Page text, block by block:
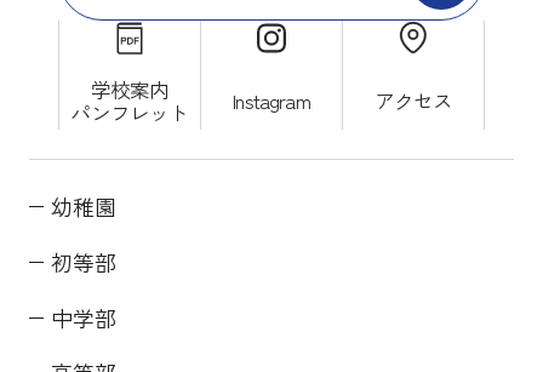
学校案内
パンフレット Instagram アクセス
幼稚園
初等部
中学部